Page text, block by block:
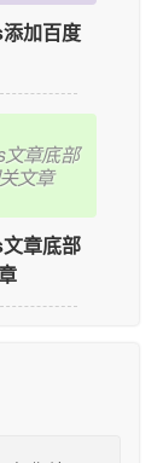
加百度
文章底部
文章
章底部